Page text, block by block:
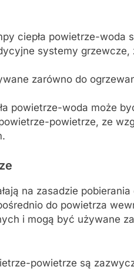
ciepła powietrze-woda
systemy grzewcze,
zarówno do
powietrze-woda może
powietrze, ze
na zasadzie pobierania
do powietrza
i mogą być używane
powietrze są